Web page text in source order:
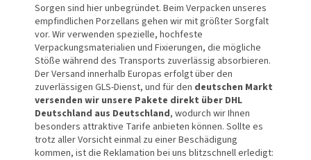
Sorgen sind hier unbegründet. Beim Verpacken unseres
empfindlichen Porzellans gehen wir mit größter Sorgfalt
vor. Wir verwenden spezielle, hochfeste
Verpackungsmaterialien und Fixierungen, die mögliche
Stöße während des Transports zuverlässig absorbieren.
Der Versand innerhalb Europas erfolgt über den
zuverlässigen GLS-Dienst, und für den deutschen Markt
versenden wir unsere Pakete direkt über DHL
Deutschland aus Deutschland, wodurch wir Ihnen
besonders attraktive Tarife anbieten können. Sollte es
trotz aller Vorsicht einmal zu einer Beschädigung
kommen, ist die Reklamation bei uns blitzschnell erledigt: